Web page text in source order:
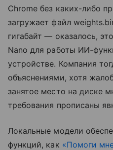
Chrome без каких-либо
загружает файл
гигабайт — оказалось,
Nano для работы ИИ-
устройстве. Компания
объяснениями, хотя
занятое место на диске
требования прописаны
Локальные модели
функций, как «Помоги